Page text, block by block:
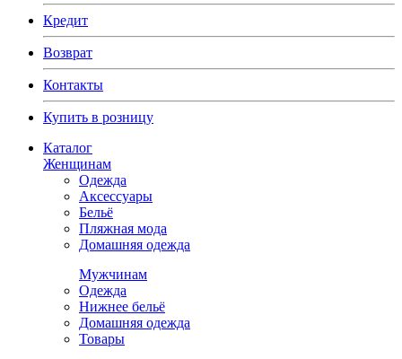
Кредит
Возврат
Контакты
Купить в розницу
Каталог
Женщинам
Одежда
Аксессуары
Бельё
Пляжная мода
Домашняя одежда
Мужчинам
Одежда
Нижнее бельё
Домашняя одежда
Товары